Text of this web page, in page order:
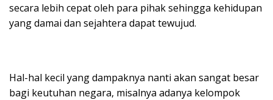
secara lebih cepat oleh para pihak sehingga kehidupan
yang damai dan sejahtera dapat tewujud.
Hal-hal kecil yang dampaknya nanti akan sangat besar
bagi keutuhan negara, misalnya adanya kelompok